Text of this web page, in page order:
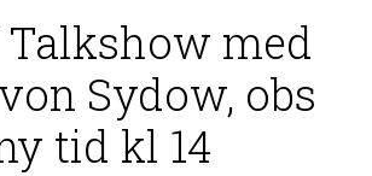
med
Sydow, obs
tid kl 14